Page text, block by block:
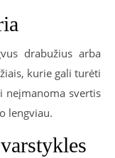
drabužius arba
kurie gali turėti
neįmanoma svertis
lengviau.